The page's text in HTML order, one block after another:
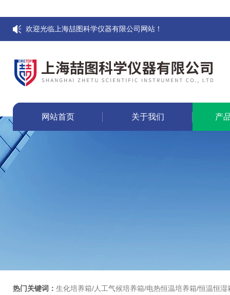
欢迎光临上海喆图科学仪器有限公司网站！
网站首页 关于我们 产
热门关键词： 生化培养箱/人工气候培养箱/电热恒温培养箱/恒温恒湿箱/光照培养箱/二氧化碳培养箱